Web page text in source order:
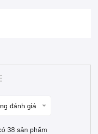
đánh giá
38 sản phẩm